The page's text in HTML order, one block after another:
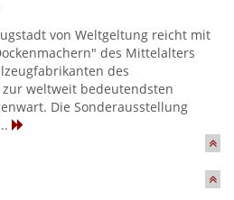
von Weltgeltung reicht mit
des Mittelalters
des
weltweit bedeutendsten
Die Sonderausstellung